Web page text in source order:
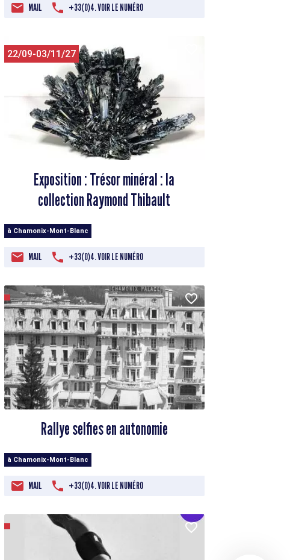
MAIL +33(0)4. VOIR LE NUMÉRO
22/09-03/11/27
Exposition : Trésor minéral : la
collection Raymond Thibault
à Chamonix-Mont-Blanc
MAIL +33(0)4. VOIR LE NUMÉRO
Rallye selfies en autonomie
à Chamonix-Mont-Blanc
MAIL +33(0)4. VOIR LE NUMÉRO